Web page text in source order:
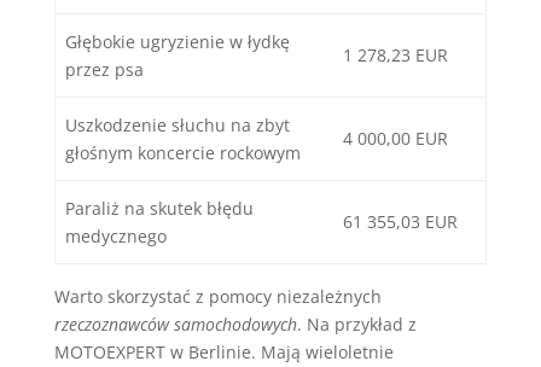
Głębokie ugryzienie w łydkę
przez psa
1 278,23 EUR
Uszkodzenie słuchu na zbyt
głośnym koncercie rockowym
4 000,00 EUR
Paraliż na skutek błędu
medycznego
61 355,03 EUR
Warto skorzystać z pomocy niezależnych
rzeczoznawców samochodowych. Na przykład z
MOTOEXPERT w Berlinie. Mają wieloletnie